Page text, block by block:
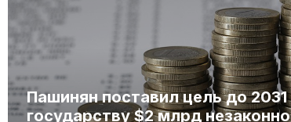
Пашинян поставил цель до 2031
государству $2 млрд